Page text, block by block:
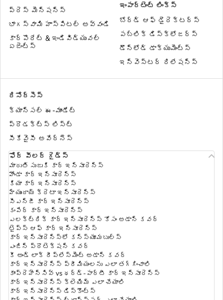
కార్ ఇన్సూరెన్స్‌ను
థర్డ్​ పార్టీ కార్​ ఇన్సూరెన్స్
కార్ ఇన్సూరెన్స్‌లో వ్యక్తిగత
వస్తువుల యాడ్-ఆన్ కవర్ నష్టం
కార్ ఇన్సురంచె టిప్స్
దినసరి భత్య లాభం కవర్
ఇన్సూరెన్స్​లో ఎన్​సీబీ అంటే ఏంటి
జీరో డిప్రిషియేషన్​ కార్​ ఇన్సూరెన్స్​
రిసోర్సెస్
క్యాన్సల్ ఈ-మాండేట్
ప్రొడక్ట్స్ లిస్ట్
సీకేవైసీ అవేర్‌నెస్
ప్రెస్ మెన్షన్స్
భాగస్వామి హాస్పిటల్ అవ్వండి
కార్పొరేట్ & ఇండివిడ్యువల్
ఏజెంట్స్
ఇంపార్టెంట్ లింక్స్
బోర్డ్ ఆఫ్ డైరెక్టర్స్
పబ్లిక్ డిస్క్లోజర్స్
డౌన్లోడ్ డాక్యుమెంట్స్
ఇన్వెస్టర్ రిలేషన్స్
ఫోర్ వీలర్ గైడ్స్
మారుతి సుజుకి కార్ ఇన్సూరెన్స్
హోండా కార్ ఇన్సూరెన్స్
కియా కార్ ఇన్సూరెన్స్
హ్యుందాయ్ క్రెటా ఇన్సూరెన్స్
సీఎన్జీ కార్ ఇన్సూరెన్స్
కంపేర్ కార్ ఇన్సూరెన్స్
ఎలక్ట్రిక్ కార్ ఇన్సూరెన్స్ కోసం అడాన్ కవర్
టైప్స్ ఆఫ్ కార్ ఇన్సూరెన్స్
కార్ ఇన్సూరెన్స్‌లో కన్స్యూమబుల్స్
ఎంజిన్ ప్రొటెక్షన్ కవర్
కీ అండ్ లాక్ రీప్లేస్‌మెంట్ అడాన్ కవర్
కార్ ఇన్సూరెన్స్ ప్రీమియంలను ఎలా తగ్గించాలి
కాంప్రెహెన్సివ్ vs థర్డ్-పార్టీ కార్ ఇన్సూరెన్స్
కార్ ఇన్సూరెన్స్ క్లెయిమ్ ఎలా చేయాలి
కార్ ఇన్సూరెన్స్ డిస్కౌంట్స్